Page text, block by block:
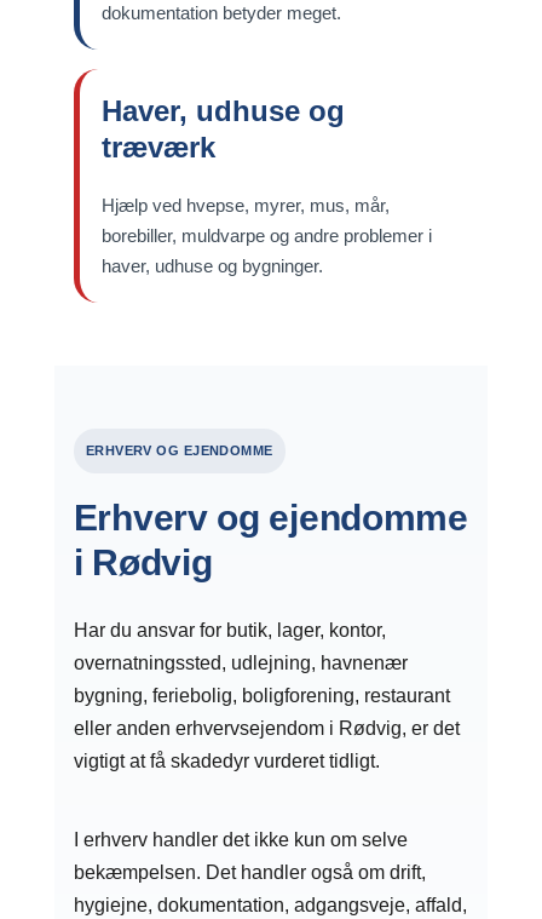
dokumentation betyder meget.
Haver, udhuse og
træværk
Hjælp ved hvepse, myrer, mus, mår,
borebiller, muldvarpe og andre problemer i
haver, udhuse og bygninger.
ERHVERV OG EJENDOMME
Erhverv og ejendomme
i Rødvig
Har du ansvar for butik, lager, kontor,
overnatningssted, udlejning, havnenær
bygning, feriebolig, boligforening, restaurant
eller anden erhvervsejendom i Rødvig, er det
vigtigt at få skadedyr vurderet tidligt.
I erhverv handler det ikke kun om selve
bekæmpelsen. Det handler også om drift,
hygiejne, dokumentation, adgangsveje, affald,